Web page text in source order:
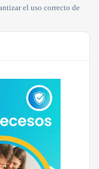
el uso correcto de